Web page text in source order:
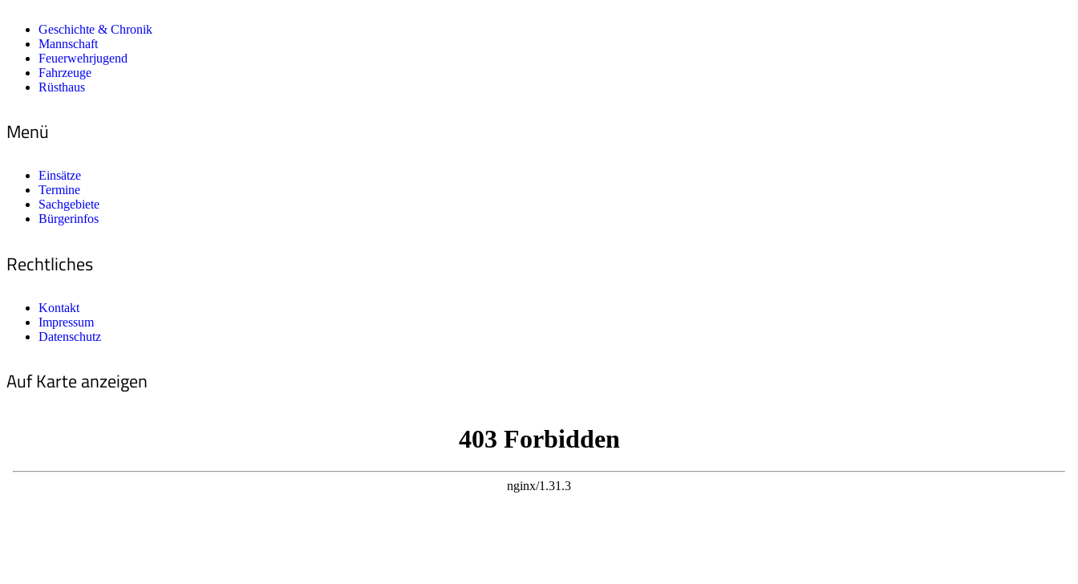
Geschichte & Chronik
Mannschaft
Feuerwehrjugend
Fahrzeuge
Rüsthaus
Menü
Einsätze
Termine
Sachgebiete
Bürgerinfos
Rechtliches
Kontakt
Impressum
Datenschutz
Auf Karte anzeigen